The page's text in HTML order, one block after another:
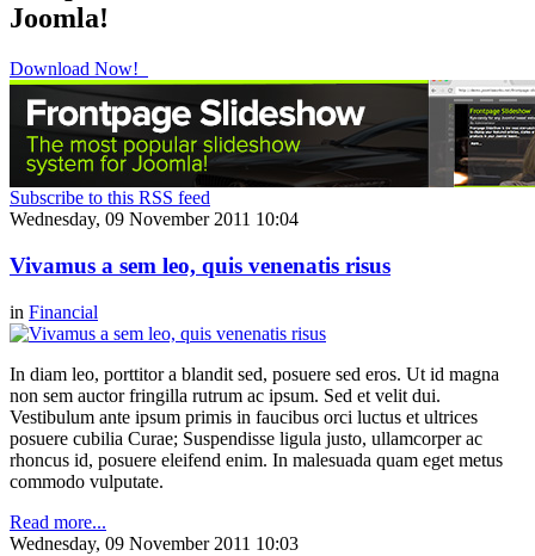
Joomla!
Download Now!
Subscribe to this RSS feed
Wednesday, 09 November 2011 10:04
Vivamus a sem leo, quis venenatis risus
in Financial
In diam leo, porttitor a blandit sed, posuere sed eros. Ut id magna
non sem auctor fringilla rutrum ac ipsum. Sed et velit dui.
Vestibulum ante ipsum primis in faucibus orci luctus et ultrices
posuere cubilia Curae; Suspendisse ligula justo, ullamcorper ac
rhoncus id, posuere eleifend enim. In malesuada quam eget metus
commodo vulputate.
Read more...
Wednesday, 09 November 2011 10:03